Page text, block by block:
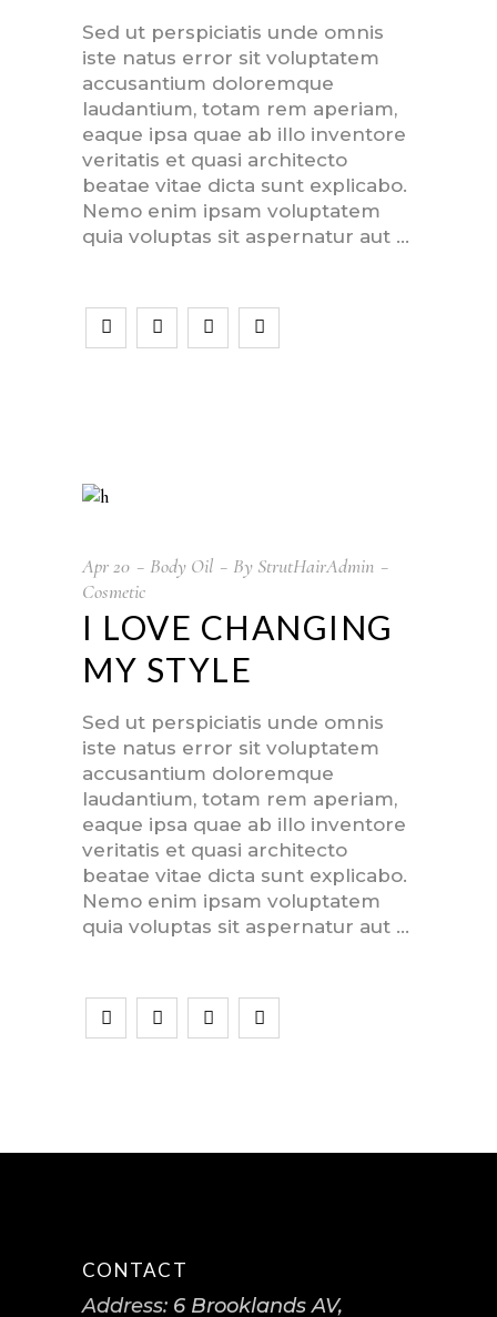
Sed ut perspiciatis unde omnis
iste natus error sit voluptatem
accusantium doloremque
laudantium, totam rem aperiam,
eaque ipsa quae ab illo inventore
veritatis et quasi architecto
beatae vitae dicta sunt explicabo.
Nemo enim ipsam voluptatem
quia voluptas sit aspernatur aut
Apr20 Body Oil By StrutHairAdmin
Cosmetic
I LOVE CHANGING
MY STYLE
Sed ut perspiciatis unde omnis
iste natus error sit voluptatem
accusantium doloremque
laudantium, totam rem aperiam,
eaque ipsa quae ab illo inventore
veritatis et quasi architecto
beatae vitae dicta sunt explicabo.
Nemo enim ipsam voluptatem
quia voluptas sit aspernatur aut
CONTACT
Address: 6 Brooklands AV,